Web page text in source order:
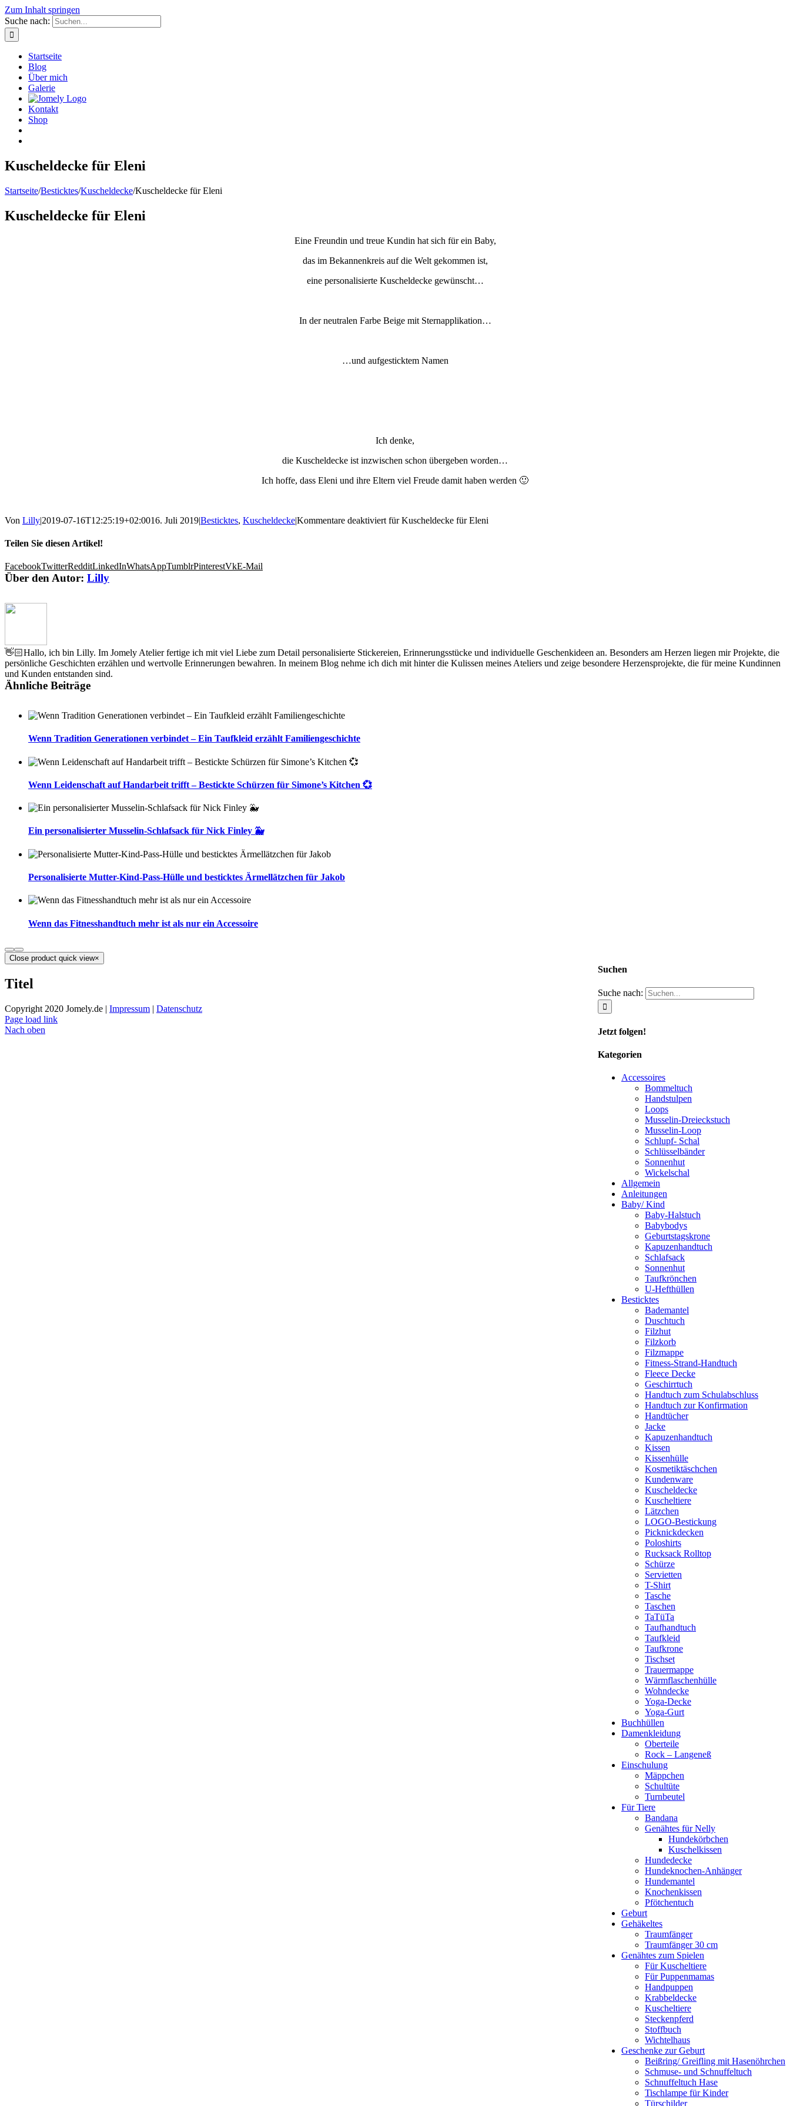
Zum Inhalt springen
Suche nach:
Startseite
Blog
Über mich
Galerie
Kontakt
Shop
Kuscheldecke für Eleni
Startseite/Besticktes/Kuscheldecke/Kuscheldecke für Eleni
Kuscheldecke für Eleni
Eine Freundin und treue Kundin hat sich für ein Baby,
das im Bekannenkreis auf die Welt gekommen ist,
eine personalisierte Kuscheldecke gewünscht…
In der neutralen Farbe Beige mit Sternapplikation…
…und aufgesticktem Namen
Ich denke,
die Kuscheldecke ist inzwischen schon übergeben worden…
Ich hoffe, dass Eleni und ihre Eltern viel Freude damit haben werden 🙂
Von Lilly|2019-07-16T12:25:19+02:0016. Juli 2019|Besticktes, Kuscheldecke|Kommentare deaktiviert für Kuscheldecke für Eleni
Teilen Sie diesen Artikel!
FacebookTwitterRedditLinkedInWhatsAppTumblrPinterestVkE-Mail
Über den Autor: Lilly
👋🏻Hallo, ich bin Lilly. Im Jomely Atelier fertige ich mit viel Liebe zum Detail personalisierte Stickereien, Erinnerungsstücke und individuelle Geschenkideen an. Besonders am Herzen liegen mir Projekte, die
persönliche Geschichten erzählen und wertvolle Erinnerungen bewahren. In meinem Blog nehme ich dich mit hinter die Kulissen meines Ateliers und zeige besondere Herzensprojekte, die für meine Kundinnen
und Kunden entstanden sind.
Ähnliche Beiträge
Wenn Tradition Generationen verbindet – Ein Taufkleid erzählt Familiengeschichte
Wenn Leidenschaft auf Handarbeit trifft – Bestickte Schürzen für Simone’s Kitchen 💞
Ein personalisierter Musselin-Schlafsack für Nick Finley 🐳
Personalisierte Mutter-Kind-Pass-Hülle und besticktes Ärmellätzchen für Jakob
Wenn das Fitnesshandtuch mehr ist als nur ein Accessoire
Suchen
Suche nach:
Jetzt folgen!
Kategorien
Accessoires
Bommeltuch
Handstulpen
Loops
Musselin-Dreieckstuch
Musselin-Loop
Schlupf- Schal
Schlüsselbänder
Sonnenhut
Wickelschal
Allgemein
Anleitungen
Baby/ Kind
Baby-Halstuch
Babybodys
Geburtstagskrone
Kapuzenhandtuch
Schlafsack
Sonnenhut
Taufkrönchen
U-Hefthüllen
Besticktes
Bademantel
Duschtuch
Filzhut
Filzkorb
Filzmappe
Fitness-Strand-Handtuch
Fleece Decke
Geschirrtuch
Handtuch zum Schulabschluss
Handtuch zur Konfirmation
Handtücher
Jacke
Kapuzenhandtuch
Kissen
Kissenhülle
Kosmetiktäschchen
Kundenware
Kuscheldecke
Kuscheltiere
Lätzchen
LOGO-Bestickung
Picknickdecken
Poloshirts
Rucksack Rolltop
Schürze
Servietten
T-Shirt
Tasche
Taschen
TaTüTa
Taufhandtuch
Taufkleid
Taufkrone
Tischset
Trauermappe
Wärmflaschenhülle
Wohndecke
Yoga-Decke
Yoga-Gurt
Buchhüllen
Damenkleidung
Oberteile
Rock – Langeneß
Einschulung
Mäppchen
Schultüte
Turnbeutel
Für Tiere
Bandana
Genähtes für Nelly
Hundekörbchen
Kuschelkissen
Hundedecke
Hundeknochen-Anhänger
Hundemantel
Knochenkissen
Pfötchentuch
Geburt
Gehäkeltes
Traumfänger
Traumfänger 30 cm
Genähtes zum Spielen
Für Kuscheltiere
Für Puppenmamas
Handpuppen
Krabbeldecke
Kuscheltiere
Steckenpferd
Stoffbuch
Wichtelhaus
Geschenke zur Geburt
Beißring/ Greifling mit Hasenöhrchen
Schmuse- und Schnuffeltuch
Schnuffeltuch Hase
Tischlampe für Kinder
Türschilder
Close product quick view×
Titel
Copyright 2020 Jomely.de | Impressum | Datenschutz
Page load link
Nach oben